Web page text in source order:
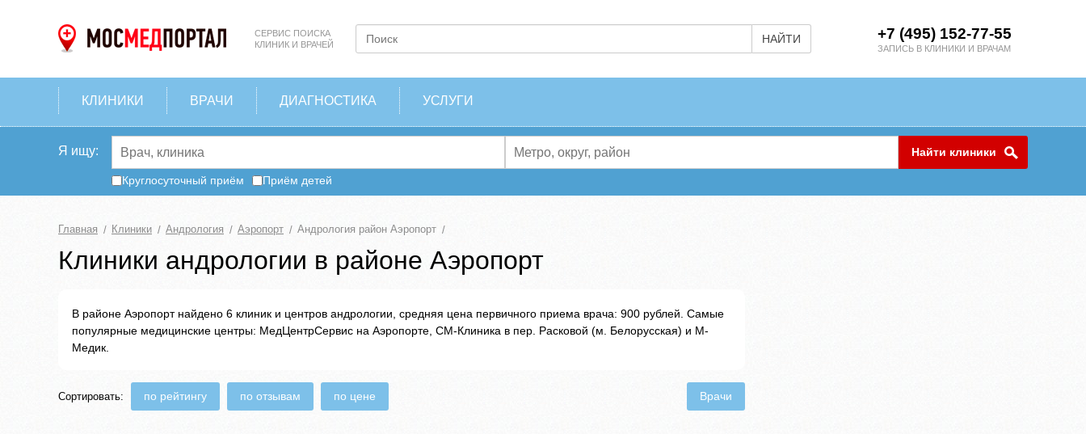
СЕРВИС ПОИСКА
КЛИНИК И ВРАЧЕЙ
НАЙТИ +7 (495) 152-77-55
ЗАПИСЬ В КЛИНИКИ И ВРАЧАМ
КЛИНИКИ ВРАЧИ ДИАГНОСТИКА УСЛУГИ
Я ищу: Найти клиники
Круглосуточный приём Приём детей
Главная Клиники Андрология Аэропорт Андрология район Аэропорт
Клиники андрологии в районе Аэропорт
В районе Аэропорт найдено 6 клиник и центров андрологии, средняя цена первичного приема врача: 900 рублей. Самые
популярные медицинские центры: МедЦентрСервис на Аэропорте, СМ-Клиника в пер. Расковой (м. Белорусская) и М-
Медик.
Врачи
Сортировать: по рейтингу по отзывам по цене